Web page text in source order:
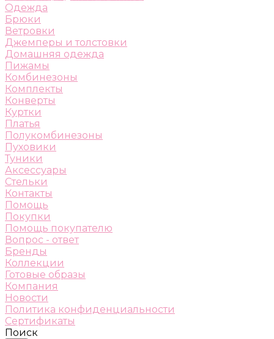
Одежда
Брюки
Ветровки
Джемперы и толстовки
Домашняя одежда
Пижамы
Комбинезоны
Комплекты
Конверты
Куртки
Платья
Полукомбинезоны
Пуховики
Туники
Аксессуары
Стельки
Контакты
Помощь
Покупки
Помощь покупателю
Вопрос - ответ
Бренды
Коллекции
Готовые образы
Компания
Новости
Политика конфиденциальности
Сертификаты
Поиск